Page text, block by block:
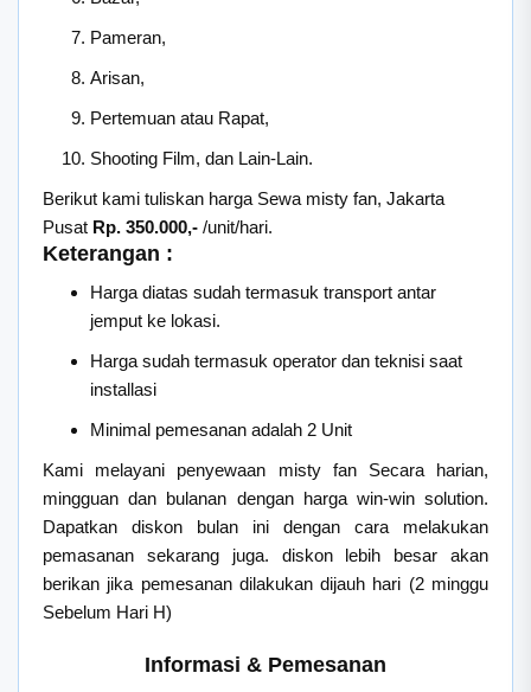
Pameran,
Arisan,
Pertemuan atau Rapat,
Shooting Film, dan Lain-Lain.
Berikut kami tuliskan harga Sewa misty fan, Jakarta
Pusat Rp. 350.000,- /unit/hari.
Keterangan :
Harga diatas sudah termasuk transport antar
jemput ke lokasi.
Harga sudah termasuk operator dan teknisi saat
installasi
Minimal pemesanan adalah 2 Unit
Kami melayani penyewaan misty fan Secara harian,
mingguan dan bulanan dengan harga win-win solution.
Dapatkan diskon bulan ini dengan cara melakukan
pemasanan sekarang juga. diskon lebih besar akan
berikan jika pemesanan dilakukan dijauh hari (2 minggu
Sebelum Hari H)
Informasi & Pemesanan